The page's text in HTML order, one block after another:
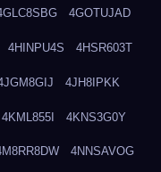
4GOTUJAD
4HINPU4S 4HSR603T
4JH8IPKK
4KML855I 4KNS3G0Y
4NNSAVOG